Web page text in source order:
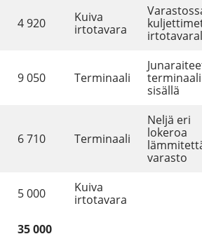
4 920
Kuiva
irtotavara
9 050 Terminaali
sisällä
6 710 Terminaali
Neljä eri
lokeroa
varasto
5 000
Kuiva
irtotavara
35 000